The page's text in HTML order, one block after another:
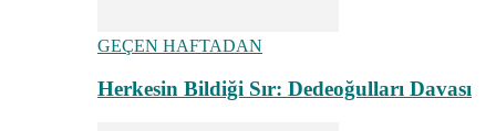
GEÇEN HAFTADAN
Herkesin Bildiği Sır: Dedeoğulları Davası